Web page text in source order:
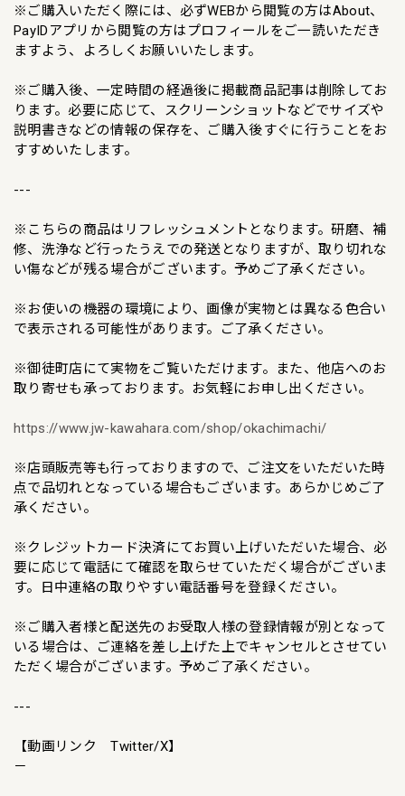
※ご購入いただく際には、必ずWEBから閲覧の方はAbout、
PayIDアプリから閲覧の方はプロフィールをご一読いただき
ますよう、よろしくお願いいたします。
※ご購入後、一定時間の経過後に掲載商品記事は削除してお
ります。必要に応じて、スクリーンショットなどでサイズや
説明書きなどの情報の保存を、ご購入後すぐに行うことをお
すすめいたします。
---
※こちらの商品はリフレッシュメントとなります。研磨、補
修、洗浄など行ったうえでの発送となりますが、取り切れな
い傷などが残る場合がございます。予めご了承ください。
※お使いの機器の環境により、画像が実物とは異なる色合い
で表示される可能性があります。ご了承ください。
※御徒町店にて実物をご覧いただけます。また、他店へのお
取り寄せも承っております。お気軽にお申し出ください。
https://www.jw-kawahara.com/shop/okachimachi/
※店頭販売等も行っておりますので、ご注文をいただいた時
点で品切れとなっている場合もございます。あらかじめご了
承ください。
※クレジットカード決済にてお買い上げいただいた場合、必
要に応じて電話にて確認を取らせていただく場合がございま
す。日中連絡の取りやすい電話番号を登録ください。
※ご購入者様と配送先のお受取人様の登録情報が別となって
いる場合は、ご連絡を差し上げた上でキャンセルとさせてい
ただく場合がございます。予めご了承ください。
---
【動画リンク Twitter/X】
－